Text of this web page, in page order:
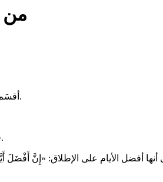
من
- أقسَم الله بها في كتابه: (وَالْفَجْرِ وَلَيَالٍ عَشْرٍ..)، وقسَمُ الله بها يكفي للتنبيه على فضلها، كما قال: (هَلْ فِي ذَٰلِكَ قَسَمٌ لِّذِي حِجْرٍ).
- قال فيها النبي صلى الله عليه وسلم: (ما مِنْ أيامٍ العملُ الصالحُ فيهنَّ أحبُّ إلى اللهِ مِنْ هذهِ الأيامِ العشر..). (رواه البخاري).